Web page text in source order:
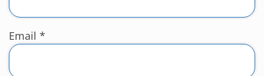
Email *